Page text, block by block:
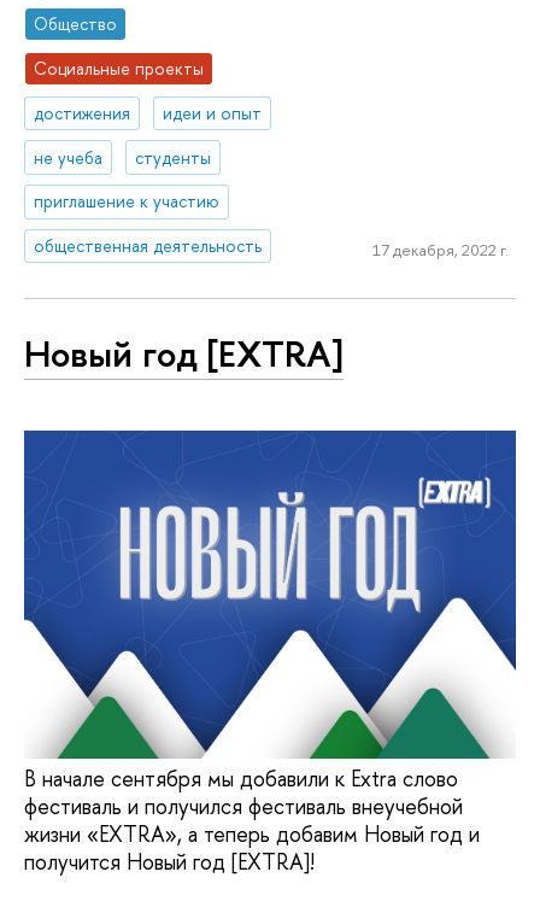
Общество
Социальные проекты
достижения
идеи и опыт
не учеба
студенты
приглашение к участию
общественная деятельность
17 декабря, 2022 г.
Новый год [EXTRA]
В начале сентября мы добавили к Extra слово
фестиваль и получился фестиваль внеучебной
жизни «EXTRA», а теперь добавим Новый год и
получится Новый год [EXTRA]!